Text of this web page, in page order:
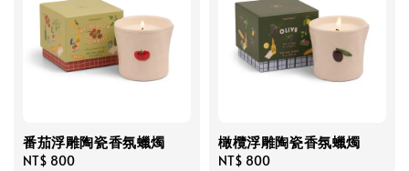
番茄浮雕陶瓷香氛蠟燭
Regular
NT$ 800
橄欖浮雕陶瓷香氛蠟燭
Regular
NT$ 800